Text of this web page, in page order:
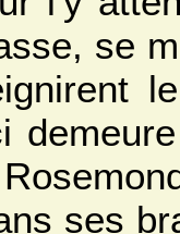
se
ses